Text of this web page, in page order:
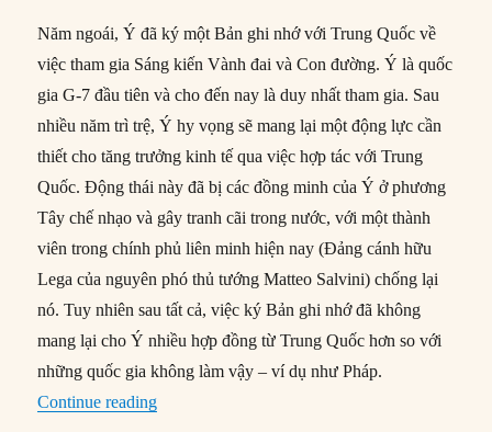
Năm ngoái, Ý đã ký một Bản ghi nhớ với Trung Quốc về
việc tham gia Sáng kiến ​​Vành đai và Con đường. Ý là quốc
gia G-7 đầu tiên và cho đến nay là duy nhất tham gia. Sau
nhiều năm trì trệ, Ý hy vọng sẽ mang lại một động lực cần
thiết cho tăng trưởng kinh tế qua việc hợp tác với Trung
Quốc. Động thái này đã bị các đồng minh của Ý ở phương
Tây chế nhạo và gây tranh cãi trong nước, với một thành
viên trong chính phủ liên minh hiện nay (Đảng cánh hữu
Lega của nguyên phó thủ tướng Matteo Salvini) chống lại
nó. Tuy nhiên sau tất cả, việc ký Bản ghi nhớ đã không
mang lại cho Ý nhiều hợp đồng từ Trung Quốc hơn so với
những quốc gia không làm vậy – ví dụ như Pháp.
Continue reading“Màu sắc địa chính trị trong trợ giúp y tế của